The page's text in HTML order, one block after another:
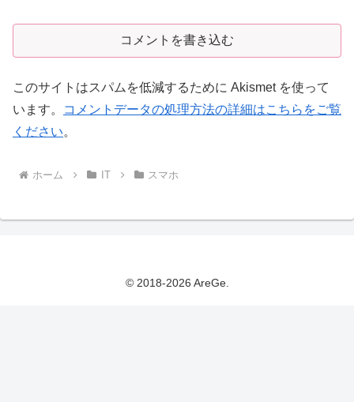
コメントを書き込む
このサイトはスパムを低減するために Akismet を使って
います。
コメントデータの処理方法の詳細はこちらをご覧
ください。
ホーム IT スマホ
© 2018-2026 AreGe.